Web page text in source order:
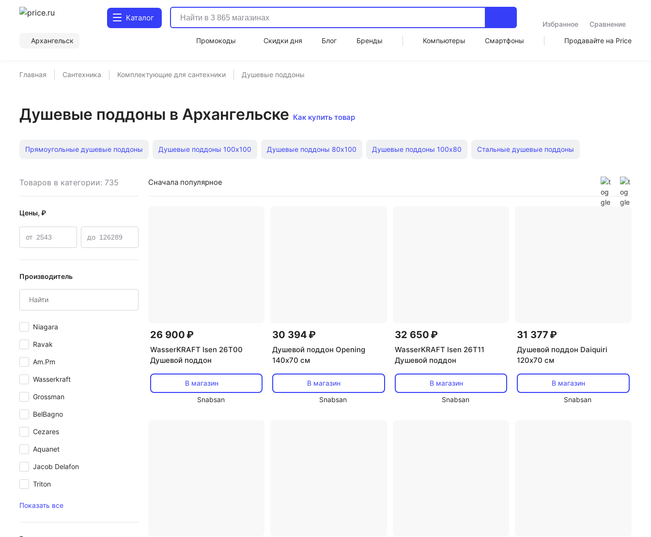
Каталог
Избранное
Сравнение
Архангельск
Промокоды Скидки дня Блог Бренды Компьютеры Смартфоны Продавайте на Price
Главная Сантехника Комплектующие для сантехники Душевые поддоны
Душевые поддоны в Архангельске Как купить товар
Прямоугольные душевые поддоны Душевые поддоны 100х100 Душевые поддоны 80х100 Душевые поддоны 100х80 Стальные душевые поддоны
Душевые поддоны 150х80 Душевые поддоны 110х70 Душевые поддоны 100х90 Душевые поддоны поддоны 120х120 Автоматические писсуары
Душевые поддоны 70х90
Товаров в категории: 735
Цены, ₽
от до
Производитель
Niagara
Ravak
Am.Pm
Wasserkraft
Grossman
BelBagno
Cezares
Aquanet
Jacob Delafon
Triton
Показать все
Сначала популярное
26 900 ₽
WasserKRAFT Isen 26T00
Душевой поддон
В магазин
Snabsan
30 394 ₽
Душевой поддон Opening
140х70 см
В магазин
Snabsan
32 650 ₽
WasserKRAFT Isen 26T11
Душевой поддон
В магазин
Snabsan
31 377 ₽
Душевой поддон Daiquiri
120х70 см
В магазин
Snabsan